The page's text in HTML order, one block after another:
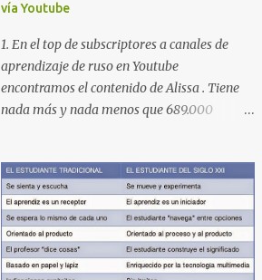
vía Youtube
1. En el top de subscriptores a canales de
aprendizaje de ruso en Youtube
encontramos el contenido de Alissa . Tiene
nada más y nada menos que 689.000
16 carpetas con diferente contenido para
aprender expresiones, cultura, cocina etc.
https://www.youtube.com/@AlissaOfficial/p
laylists 2. Canal de Anastasia G . con
224.000 subscriptores y 97 vídeos en